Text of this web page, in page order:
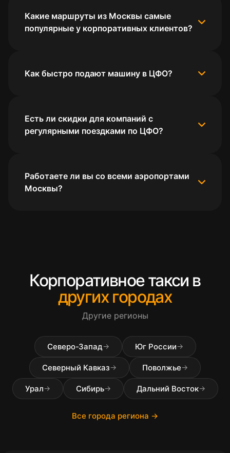
Какие маршруты из Москвы самые
популярные у корпоративных клиентов?
Как быстро подают машину в ЦФО?
Есть ли скидки для компаний с
регулярными поездками по ЦФО?
Работаете ли вы со всеми аэропортами
Москвы?
Корпоративное такси в
других городах
Другие регионы
Северо-Запад→ Юг России→
Северный Кавказ→ Поволжье→
Урал→ Сибирь→ Дальний Восток→
Все города региона →